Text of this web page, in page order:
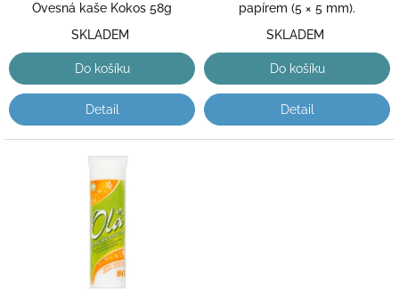
Ovesná kaše Kokos 58g
SKLADEM
Do košíku
Detail
papírem (5 × 5 mm).
SKLADEM
Do košíku
Detail